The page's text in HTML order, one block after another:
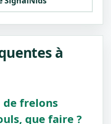
à
de frelons
que faire ?